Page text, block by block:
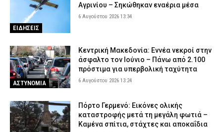
ΕΙΔΗΣΕΙΣ
Αγρινίου – Σηκώθηκαν εναέρια μέσα
6 Αυγούστου 2026 13:34
ΑΣΤΥΝΟΜΙΑ
Κεντρική Μακεδονία: Εννέα νεκροί στην
άσφαλτο τον Ιούνιο – Πάνω από 2.100
πρόστιμα για υπερβολική ταχύτητα
6 Αυγούστου 2026 13:24
Πόρτο Γερμενό: Εικόνες ολικής
καταστροφής μετά τη μεγάλη φωτιά –
Καμένα σπίτια, στάχτες και αποκαΐδια